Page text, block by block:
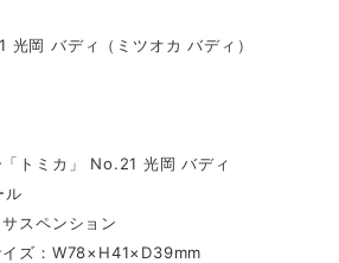
光岡 バディ（ミツオカ バディ）
「トミカ」 No.21 光岡 バディ
ル
サスペンション
イズ：W78×H41×D39mm